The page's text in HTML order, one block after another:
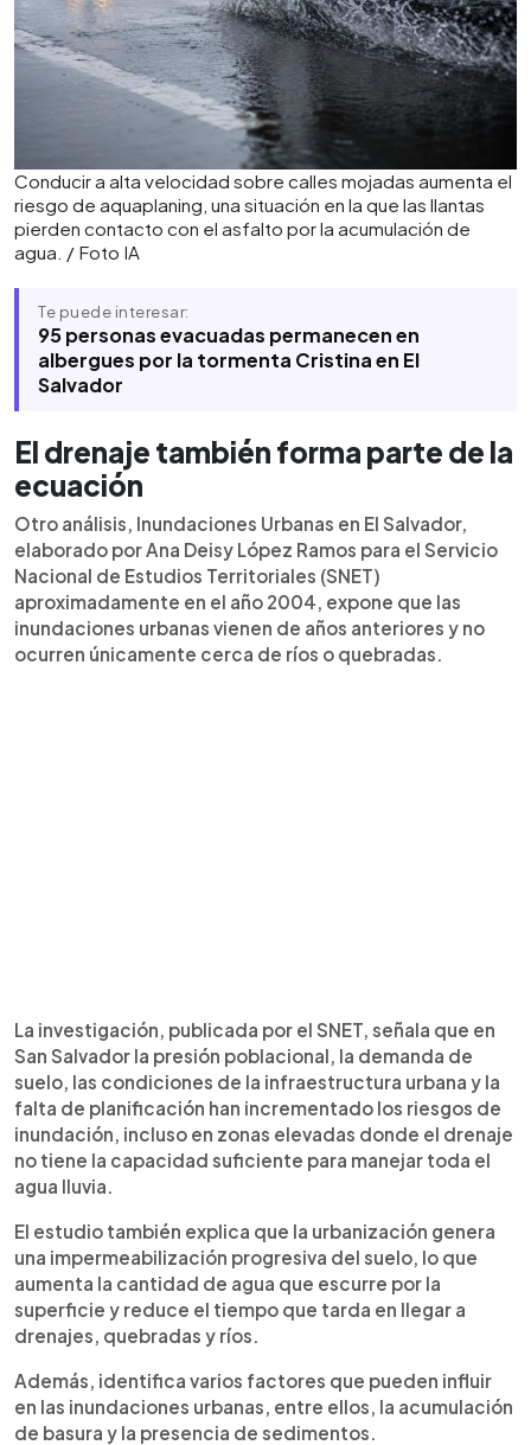
Conducir a alta velocidad sobre calles mojadas aumenta el
riesgo de aquaplaning, una situación en la que las llantas
pierden contacto con el asfalto por la acumulación de
agua. / Foto IA
Te puede interesar:
95 personas evacuadas permanecen en
albergues por la tormenta Cristina en El
Salvador
El drenaje también forma parte de la
ecuación
Otro análisis, Inundaciones Urbanas en El Salvador,
elaborado por Ana Deisy López Ramos para el Servicio
Nacional de Estudios Territoriales (SNET)
aproximadamente en el año 2004, expone que las
inundaciones urbanas vienen de años anteriores y no
ocurren únicamente cerca de ríos o quebradas.
La investigación, publicada por el SNET, señala que en
San Salvador la presión poblacional, la demanda de
suelo, las condiciones de la infraestructura urbana y la
falta de planificación han incrementado los riesgos de
inundación, incluso en zonas elevadas donde el drenaje
no tiene la capacidad suficiente para manejar toda el
agua lluvia.
El estudio también explica que la urbanización genera
una impermeabilización progresiva del suelo, lo que
aumenta la cantidad de agua que escurre por la
superficie y reduce el tiempo que tarda en llegar a
drenajes, quebradas y ríos.
Además, identifica varios factores que pueden influir
en las inundaciones urbanas, entre ellos, la acumulación
de basura y la presencia de sedimentos.